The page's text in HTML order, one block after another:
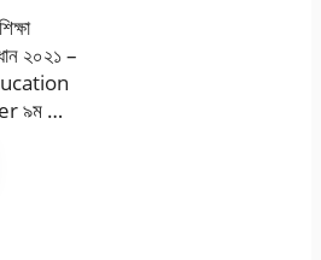
২০২১ –
৯ম …